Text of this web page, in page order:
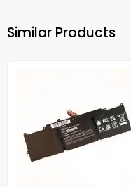
Similar Products